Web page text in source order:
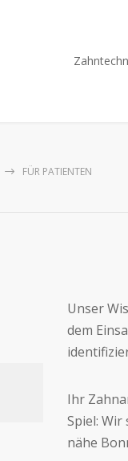
FÜR PATIENTEN
Unser
dem
Ihr
Spiel:
nähe